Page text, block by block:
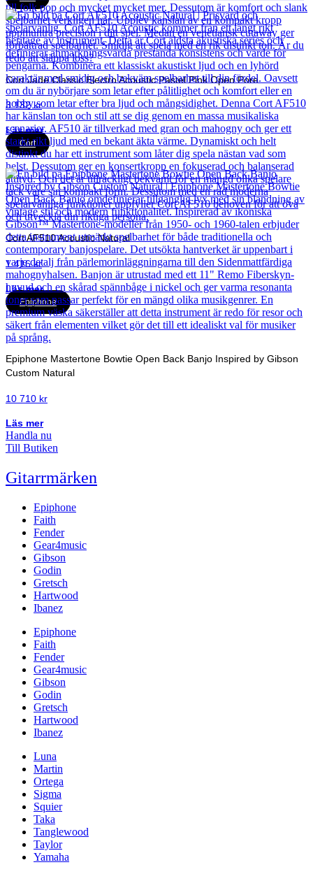
Cort Jade Classic Electro Acoustic Pastel Pink Open Pore
3 132kr
Läs mer
Cort
Cort AF510 Acoustic Natural
1 416kr
Läs mer
Epiphone
Epiphone Mastertone Bowtie Open Back Banjo Inspired by Gibson
Custom Natural
10 710 kr
Läs mer
Handla nu
Till Butiken
Gitarrmärken
Epiphone
Faith
Fender
Gear4music
Gibson
Godin
Gretsch
Hartwood
Ibanez
Epiphone
Faith
Fender
Gear4music
Gibson
Godin
Gretsch
Hartwood
Ibanez
Luna
Martin
Ortega
Sigma
Squier
Taka
Tanglewood
Taylor
Yamaha